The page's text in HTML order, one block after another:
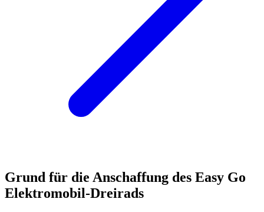
Grund für die Anschaffung des Easy Go
Elektromobil-Dreirads